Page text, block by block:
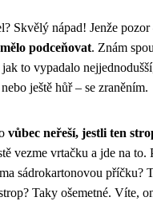
Skvělý nápad! Jenže
podceňovat. Znám
to vypadalo
ještě hůř – se zraněním.
vůbec neřeší, jestli ten
vezme vrtačku a jde na to.
sádrokartonovou příčku?
Taky ošemetné. Víte,